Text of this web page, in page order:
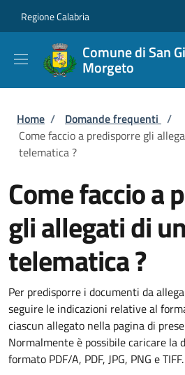
Regione Calabria
Comune di San
Morgeto
Briciole di pane
Home / Domande frequenti /
Come faccio a predisporre gli
telematica ?
Come faccio a
gli allegati di
telematica ?
Per predisporre i documenti da
seguire le indicazioni relative al
ciascun allegato nella pagina di
Normalmente è possibile caricare la
formato PDF/A, PDF, JPG, PNG e TIFF.